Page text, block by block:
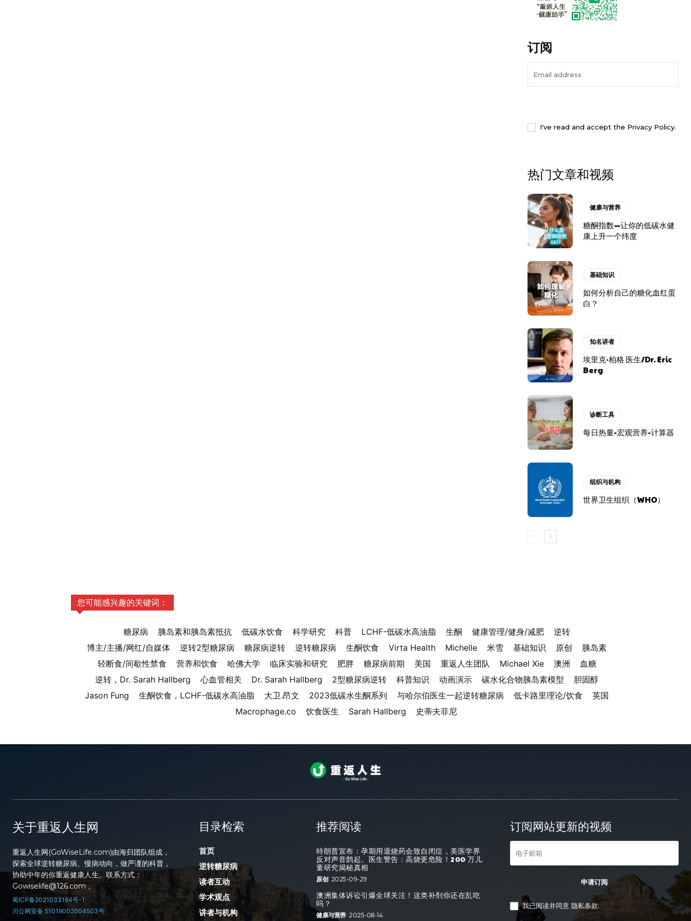
订阅
I've read and accept the Privacy Policy.
热门文章和视频
健康与营养
糖酮指数—让你的低碳水健
康上升一个纬度
基础知识
如何分析自己的糖化血红蛋
白？
知名讲者
埃里克·柏格 医生/Dr. Eric
Berg
诊断工具
每日热量-宏观营养-计算器
组织与机构
世界卫生组织（WHO）
您可能感兴趣的关键词：
糖尿病 胰岛素和胰岛素抵抗 低碳水饮食 科学研究 科普 LCHF-低碳水高油脂 生酮 健康管理/健身/减肥
逆转
博主/主播/网红/自媒体
逆转2型糖尿病 糖尿病逆转 逆转糖尿病 生酮饮食 Virta Health Michelle 米雪 基础知识 原创
胰岛素
轻断食/间歇性禁食
营养和饮食 哈佛大学 临床实验和研究 肥胖 糖尿病前期 美国 重返人生团队 Michael Xie 澳洲
血糖
逆转，Dr. Sarah Hallberg
心血管相关 Dr. Sarah Hallberg 2型糖尿病逆转 科普知识 动画演示 碳水化合物胰岛素模型
胆固醇
Jason Fung
生酮饮食，LCHF-低碳水高油脂 大卫.昂文 2023低碳水生酮系列 与哈尔伯医生一起逆转糖尿病 低卡路里理论/饮食
英国
Macrophage.co
饮食医生 Sarah Hallberg 史蒂夫菲尼
关于重返人生网
重返人生网(GoWiseLife.com)由海归团队组成，
探索全球逆转糖尿病、慢病动向，做严谨的科普，
协助中年的你重返健康人生。联系方式：
Gowiselife@126.com 。
蜀ICP备2021033184号-1
川公网安备 51019002004503号
目录检索
首页
逆转糖尿病
读者互动
学术观点
讲者与机构
推荐阅读
特朗普宣布：孕期用退烧药会致自闭症，美医学界
反对声音鹊起。医生警告：高烧更危险！200 万儿
童研究揭秘真相
原创 2025-09-29
澳洲集体诉讼引爆全球关注！这类补剂你还在乱吃
吗？
健康与营养 2025-08-14
订阅网站更新的视频
申请订阅
我已阅读并同意 隐私条款.